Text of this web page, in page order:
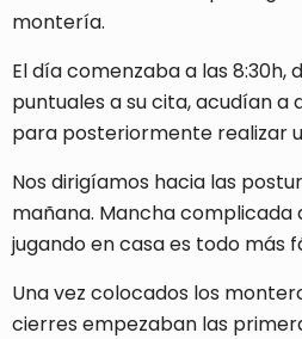
montería.
El día comenzaba a las 8:30h,
puntuales a su cita, acudían a
para posteriormente realizar
Nos dirigíamos hacia las
mañana. Mancha complicada
jugando en casa es todo más
Una vez colocados los
cierres empezaban las